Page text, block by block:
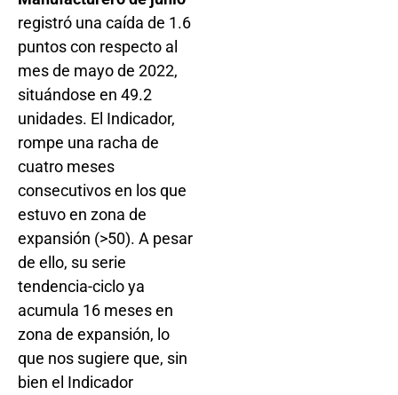
registró una caída de 1.6
puntos con respecto al
mes de mayo de 2022,
situándose en 49.2
unidades. El Indicador,
rompe una racha de
cuatro meses
consecutivos en los que
estuvo en zona de
expansión (>50). A pesar
de ello, su serie
tendencia-ciclo ya
acumula 16 meses en
zona de expansión, lo
que nos sugiere que, sin
bien el Indicador